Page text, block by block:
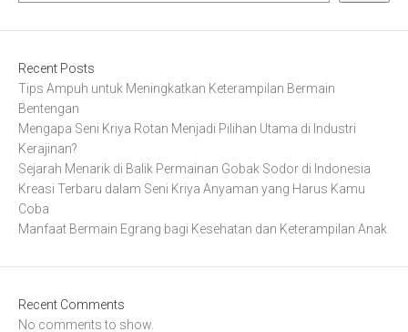
Recent Posts
Tips Ampuh untuk Meningkatkan Keterampilan Bermain
Bentengan
Mengapa Seni Kriya Rotan Menjadi Pilihan Utama di Industri
Kerajinan?
Sejarah Menarik di Balik Permainan Gobak Sodor di Indonesia
Kreasi Terbaru dalam Seni Kriya Anyaman yang Harus Kamu
Coba
Manfaat Bermain Egrang bagi Kesehatan dan Keterampilan Anak
Recent Comments
No comments to show.